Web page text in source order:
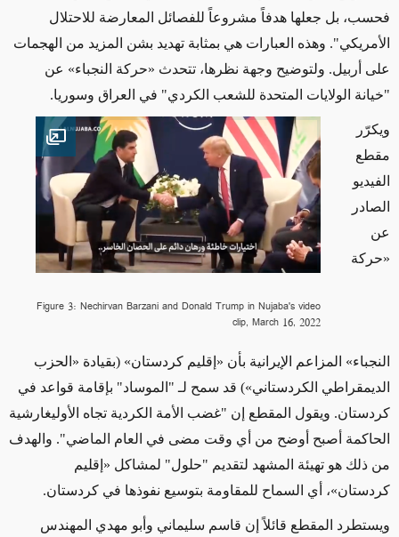
فحسب، بل جعلها هدفاً مشروعاً للفصائل المعارضة للاحتلال
الأمريكي". وهذه العبارات هي بمثابة تهديد بشن المزيد من الهجمات
على أربيل. ولتوضيح وجهة نظرها، تتحدث «حركة النجباء» عن
"خيانة الولايات المتحدة للشعب الكردي" في العراق وسوريا.
image
Figure 3: Nechirvan Barzani and Donald Trump in Nujaba's video
clip, March 16, 2022
ويكرّر
مقطع
الفيديو
الصادر
عن
«حركة
النجباء» المزاعم الإيرانية بأن « إقليم كردستان» (بقيادة «الحزب
الديمقراطي الكردستاني») قد سمح لـ "الموساد" بإقامة قواعد في
كردستان. ويقول المقطع إن "غضب الأمة الكردية تجاه الأوليغارشية
الحاكمة أصبح أوضح من أي وقت مضى في العام الماضي". والهدف
من ذلك هو تهيئة المشهد لتقديم "حلول" لمشاكل « إقليم
كردستان»، أي السماح للمقاومة بتوسيع نفوذها في كردستان.
ويستطرد المقطع قائلاً إن قاسم سليماني وأبو مهدي المهندس